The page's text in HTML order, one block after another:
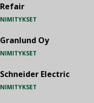
Refair
NIMITYKSET
Granlund Oy
NIMITYKSET
Schneider Electric
NIMITYKSET